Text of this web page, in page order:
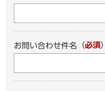
お問い合わせ件名 （必須）